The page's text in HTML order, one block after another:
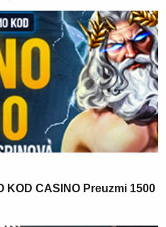
KOD CASINO Preuzmi 1500